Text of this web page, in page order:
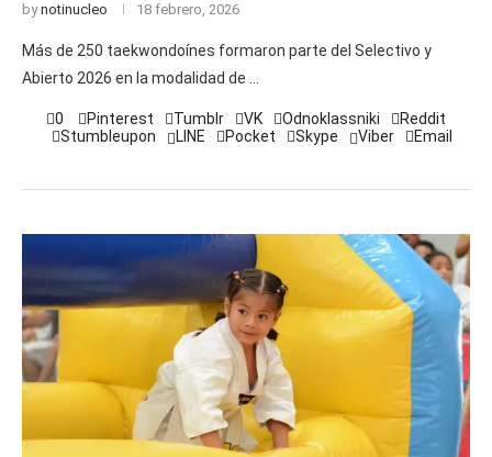
bynotinucleo 18 febrero, 2026
Más de 250 taekwondoínes formaron parte del Selectivo y
Abierto 2026 en la modalidad de …
0 Pinterest Tumblr VK Odnoklassniki
Reddit
Stumbleupon
LINE Pocket Skype Viber Email